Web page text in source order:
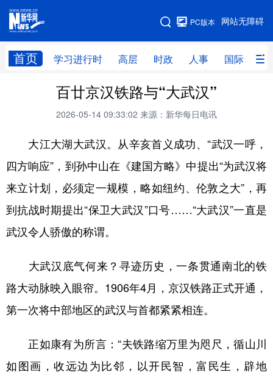
网站无障碍
PC版本
首页 学习进行时 高层 时政 人事 国际 财
网站地图
学习进行时 高层 时政
财经 网评
台湾 思客智库 全球连线 教育
科技 科创 量子 体育
文化 书画 健康 军事
食品 人居 信息化 数字经济
学术中国 乡村振兴 银龄 溯源中国
彩票 娱乐 时尚 悦读
公益 一带一路 亚太网 上市公司
百廿京汉铁路与“大武汉”
2026-05-14 09:33:02 来源：新华每日电讯
大江大湖大武汉。从辛亥首义成功、“武汉一呼，
四方响应”，到孙中山在《建国方略》中提出“为武汉将
来立计划，必须定一规模，略如纽约、伦敦之大”，再
到抗战时期提出“保卫大武汉”口号……“大武汉”一直是
武汉令人骄傲的称谓。
大武汉底气何来？寻迹历史，一条贯通南北的铁
路大动脉映入眼帘。1906年4月，京汉铁路正式开通，
第一次将中部地区的武汉与首都紧紧相连。
正如康有为所言：“夫铁路缩万里为咫尺，循山川
如图画，收远边为比邻，以开民智，富民生，辟地